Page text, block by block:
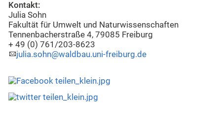
Kontakt:
Julia Sohn
Fakultät für Umwelt und Naturwissenschaften
Tennenbacherstraße 4, 79085 Freiburg
+ 49 (0) 761/203-8623
julia.sohn@waldbau.uni-freiburg.de